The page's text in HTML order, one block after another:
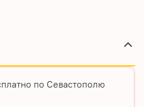
по Севастополю